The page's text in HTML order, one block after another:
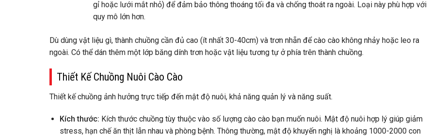
gỉ hoặc lưới mắt nhỏ) để đảm bảo thông thoáng tối đa và chống thoát ra ngoài. Loại này phù hợp với
quy mô lớn hơn.
Dù dùng vật liệu gì, thành chuồng cần đủ cao (ít nhất 30-40cm) và trơn nhẵn để cào cào không nhảy hoặc leo ra
ngoài. Có thể dán thêm một lớp băng dính trơn hoặc vật liệu tương tự ở phía trên thành chuồng.
Thiết Kế Chuồng Nuôi Cào Cào
Thiết kế chuồng ảnh hưởng trực tiếp đến mật độ nuôi, khả năng quản lý và năng suất.
Kích thước: Kích thước chuồng tùy thuộc vào số lượng cào cào bạn muốn nuôi. Mật độ nuôi hợp lý giúp giảm
stress, hạn chế ăn thịt lẫn nhau và phòng bệnh. Thông thường, mật độ khuyến nghị là khoảng 1000-2000 con